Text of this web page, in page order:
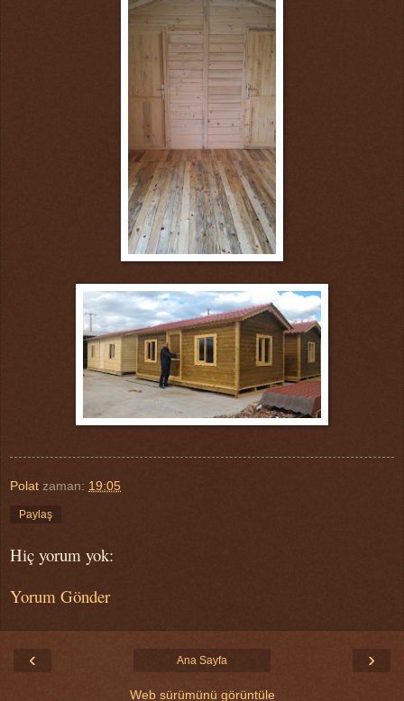
Polat zaman: 19:05
Paylaş
Hiç yorum yok:
Yorum Gönder
‹ ›
Ana Sayfa
Web sürümünü görüntüle